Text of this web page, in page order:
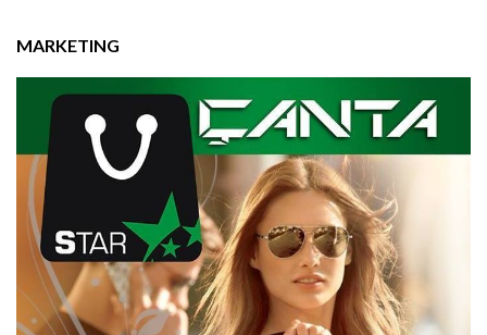
MARKETING